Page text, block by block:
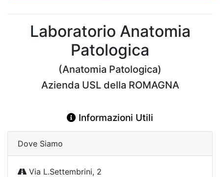
Laboratorio Anatomia
Patologica
(Anatomia Patologica)
Azienda USL della ROMAGNA
Informazioni Utili
Dove Siamo
Via L.Settembrini, 2